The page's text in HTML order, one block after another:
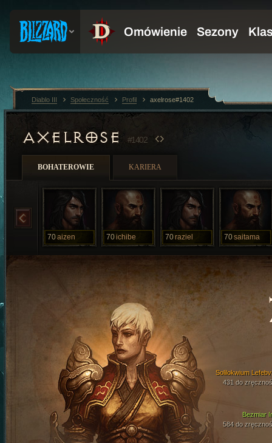
AXELROSE #1402
BOHATEROWIE KARIERA
70aizen 70ichibe 70raziel 70saitama
Bezmiar
584 do
Solilokwium
431 do
Diablo III Społeczność Profil axelrose#1402